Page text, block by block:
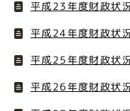
平成23年度財政状
平成24年度財政状
平成25年度財政状
平成26年度財政状